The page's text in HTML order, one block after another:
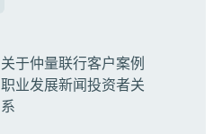
关于仲量联行客户案例
职业发展新闻投资者关
系